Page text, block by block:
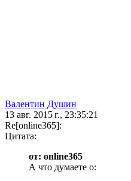
Валентин Душин
13 авг. 2015 г., 23:35:21
Re[online365]:
Цитата:
от: online365
А что думаете о: